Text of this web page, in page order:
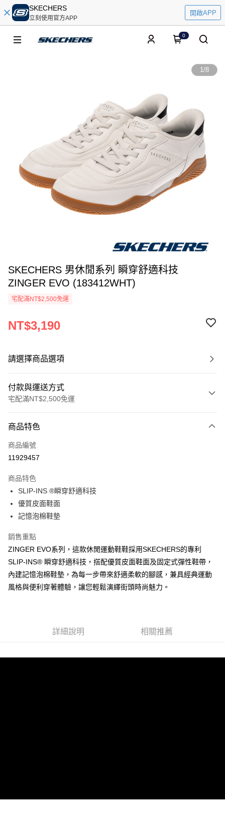
SKECHERS
立刻使用官方APP
開啟APP
0
1/8
SKECHERS 男休閒系列 瞬穿舒適科技
ZINGER EVO (183412WHT)
宅配滿NT$2,500免運
NT$3,190
請選擇商品選項
付款與運送方式
宅配滿NT$2,500免運
信用卡一次付款
LINE Pay
相關說明
【大哥付你分期使用說明】
1.本服務由台灣大哥大提供，台灣大哥大用戶可立即使用無須另外申請。
2.付款方式選擇「大哥付你分期」，訂單成立後會自動跳轉到大哥付的交易
流程，驗證手機門號後，選擇欲分期的期數、繳款截止日，確認付款後即完
3.實際核准額度、可分期數及費用金額請依後續交易確認頁面所載為準。
4.訂單成立30分鐘內，如未前往確認交易或遇審核未通過，訂單將自動取
消。如遇「轉專審核」未通過狀況，表示未達大哥付你分期系統評分，恕無
法說明評估內容。
【繳款方式說明】
1.分期款項不併入電信帳單，「大哥付你分期」於每月結算日後寄送繳費提
買賣價金債權讓與本公司後，依約使用本公司帳單繳交帳款。
ATM付款
宅配
商品特色
商品編號
11929457
商品特色
SLIP-INS ®瞬穿舒適科技
優質皮面鞋面
記憶泡棉鞋墊
銷售重點
ZINGER EVO系列，這款休閒運動鞋鞋採用SKECHERS的專利
SLIP-INS® 瞬穿舒適科技，搭配優質皮面鞋面及固定式彈性鞋帶，
內建記憶泡棉鞋墊，為每一步帶來舒適柔軟的腳感，兼具經典運動
風格與便利穿著體驗，讓您輕鬆演繹街頭時尚魅力。
詳細說明 相關推薦